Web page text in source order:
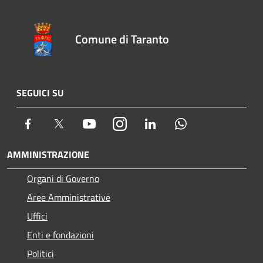
Comune di Taranto
SEGUICI SU
Facebook Twitter YoutubeInstagram LinkedIn
AMMINISTRAZIONE
Organi di Governo
Aree Amministrative
Uffici
Enti e fondazioni
Politici